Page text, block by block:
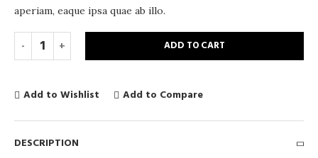
aperiam, eaque ipsa quae ab illo.
ADD TO CART
Add to Wishlist Add to Compare
DESCRIPTION